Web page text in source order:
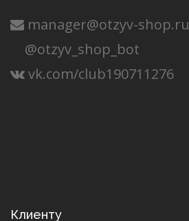
manager@otzyv-shop.ru
@otzyv_shop_bot
vk.com/club190711276
Клиенту